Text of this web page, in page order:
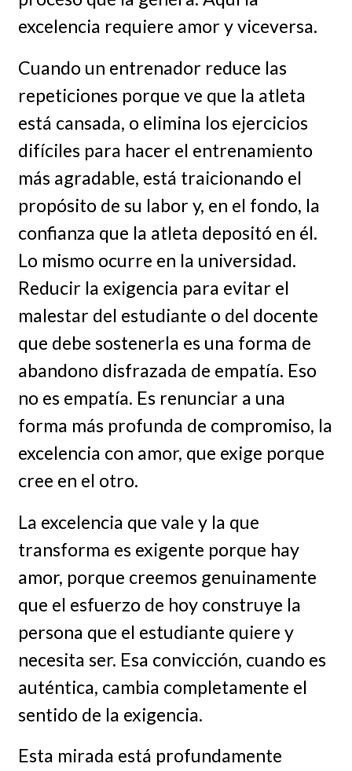
excelencia requiere amor y viceversa.
Cuando un entrenador reduce las
repeticiones porque ve que la atleta
está cansada, o elimina los ejercicios
difíciles para hacer el entrenamiento
más agradable, está traicionando el
propósito de su labor y, en el fondo, la
confianza que la atleta depositó en él.
Lo mismo ocurre en la universidad.
Reducir la exigencia para evitar el
malestar del estudiante o del docente
que debe sostenerla es una forma de
abandono disfrazada de empatía. Eso
no es empatía. Es renunciar a una
forma más profunda de compromiso, la
excelencia con amor, que exige porque
cree en el otro.
La excelencia que vale y la que
transforma es exigente porque hay
amor, porque creemos genuinamente
que el esfuerzo de hoy construye la
persona que el estudiante quiere y
necesita ser. Esa convicción, cuando es
auténtica, cambia completamente el
sentido de la exigencia.
Esta mirada está profundamente